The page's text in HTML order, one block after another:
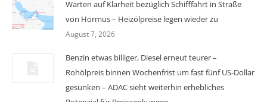
Warten auf Klarheit bezüglich Schifffahrt in Straße
von Hormus – Heizölpreise legen wieder zu
August 7, 2026
Benzin etwas billiger, Diesel erneut teurer –
Rohölpreis binnen Wochenfrist um fast fünf US-Dollar
gesunken – ADAC sieht weiterhin erhebliches